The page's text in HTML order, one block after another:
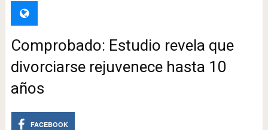
Comprobado: Estudio revela que
divorciarse rejuvenece hasta 10
años
FACEBOOK